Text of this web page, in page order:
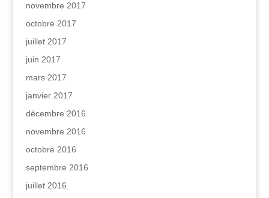
novembre 2017
octobre 2017
juillet 2017
juin 2017
mars 2017
janvier 2017
décembre 2016
novembre 2016
octobre 2016
septembre 2016
juillet 2016